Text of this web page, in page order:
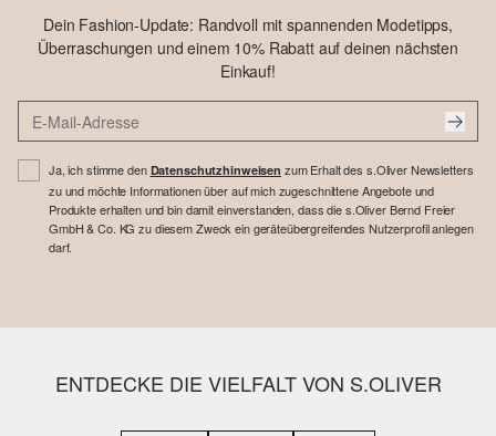
Dein Fashion-Update: Randvoll mit spannenden Modetipps,
Überraschungen und einem 10% Rabatt auf deinen nächsten
Einkauf!
Ja, ich stimme den Datenschutzhinweisen zum Erhalt des s.Oliver Newsletters
zu und möchte Informationen über auf mich zugeschnittene Angebote und
Produkte erhalten und bin damit einverstanden, dass die s.Oliver Bernd Freier
GmbH & Co. KG zu diesem Zweck ein geräteübergreifendes Nutzerprofil anlegen
darf.
ENTDECKE DIE VIELFALT VON S.OLIVER